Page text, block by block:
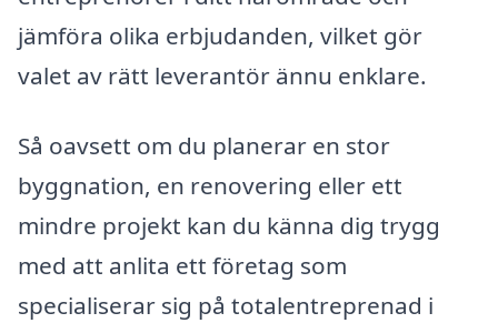
jämföra olika erbjudanden, vilket gör
valet av rätt leverantör ännu enklare.
Så oavsett om du planerar en stor
byggnation, en renovering eller ett
mindre projekt kan du känna dig trygg
med att anlita ett företag som
specialiserar sig på totalentreprenad i